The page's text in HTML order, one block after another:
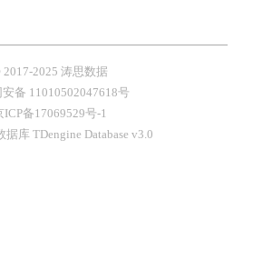
2025 涛思数据
备 11010502047618号
ICP备17069529号-1
据库 TDengine Database v3.0